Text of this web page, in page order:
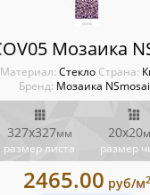
Материал: Стекло Cтрана:
Бренд: Мозаика
327x327мм
размер листа
20х20
размер
2465.00 руб/м2